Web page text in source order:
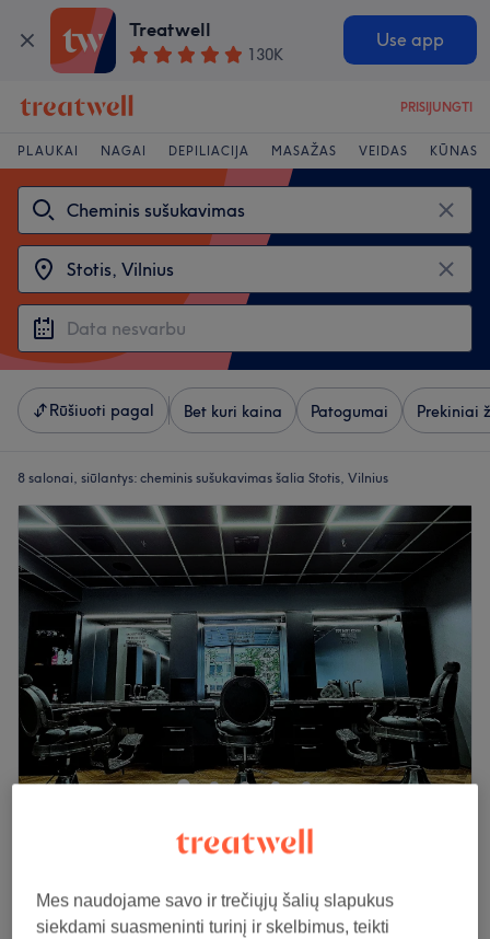
Treatwell
130K
Use app
PRISIJUNGTI
PLAUKAI NAGAI DEPILIACIJA MASAŽAS VEIDAS KŪNAS
Rūšiuoti pagal Bet kuri kaina Patogumai Prekiniai
8 salonai, siūlantys: cheminis sušukavimas šalia Stotis, Vilnius
220 atsiliepimai
Cheminis garbanojimas (Vyrams) |
Chemical Perm (Men)
Mes naudojame savo ir trečiųjų šalių slapukus
siekdami suasmeninti turinį ir skelbimus, teikti